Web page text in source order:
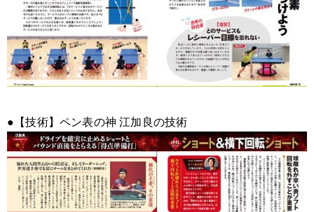
●【技術】ペン表の神 江加良の技術